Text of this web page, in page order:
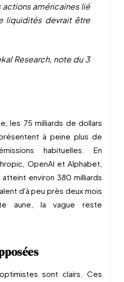
américaines lié
liquidités devrait être
Research, note du 3
les 75 milliards de dollars
à peine plus de
habituelles. En
OpenAI et Alphabet,
environ 380 milliards
d'à peu près deux mois
aune, la vague reste
sont clairs. Ces